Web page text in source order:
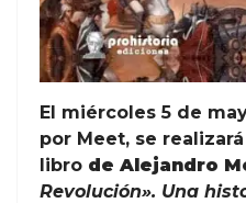
El miércoles 5 de
por Meet, se
libro de Alejandro
Revolución». Una